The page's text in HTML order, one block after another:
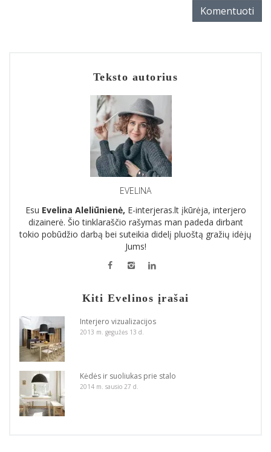
Komentuoti
Teksto autorius
EVELINA
Esu Evelina Aleliūnienė, E-interjeras.lt įkūrėja, interjero
dizainerė. Šio tinklaraščio rašymas man padeda dirbant
tokio pobūdžio darbą bei suteikia didelį pluoštą gražių idėjų
Jums!
Kiti Evelinos įrašai
Interjero vizualizacijos
2013 m. gegužės 13 d.
Kėdės ir suoliukas prie stalo
2014 m. sausio 27 d.